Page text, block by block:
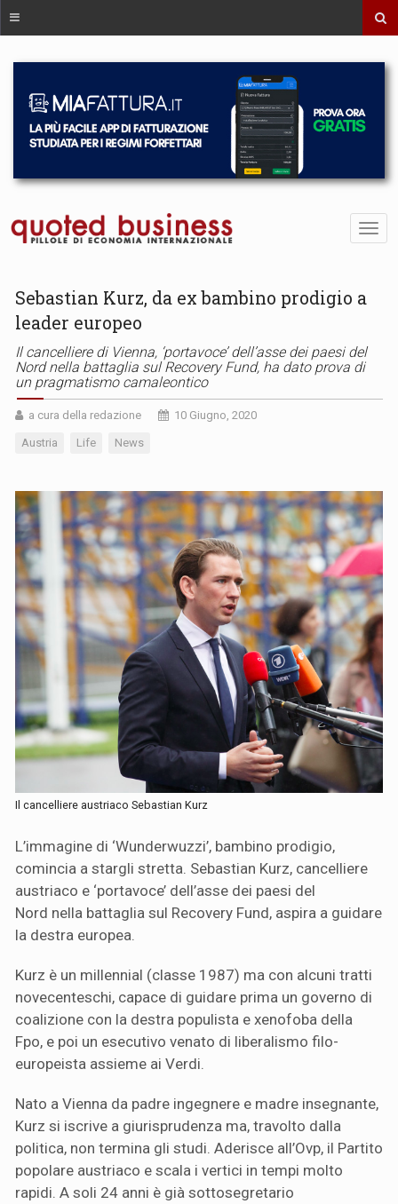
Sebastian Kurz, da ex bambino prodigio a
leader europeo
Il cancelliere di Vienna, ‘portavoce’ dell’asse dei paesi del
Nord nella battaglia sul Recovery Fund, ha dato prova di
un pragmatismo camaleontico
a cura della redazione 10 Giugno, 2020
Austria Life News
Il cancelliere austriaco Sebastian Kurz
L’immagine di ‘Wunderwuzzi’, bambino prodigio,
comincia a stargli stretta. Sebastian Kurz, cancelliere
austriaco e ‘portavoce’ dell’asse dei paesi del
Nord nella battaglia sul Recovery Fund, aspira a guidare
la destra europea.
Kurz è un millennial (classe 1987) ma con alcuni tratti
novecenteschi, capace di guidare prima un governo di
coalizione con la destra populista e xenofoba della
Fpo, e poi un esecutivo venato di liberalismo filo-
europeista assieme ai Verdi.
Nato a Vienna da padre ingegnere e madre insegnante,
Kurz si iscrive a giurisprudenza ma, travolto dalla
politica, non termina gli studi. Aderisce all’Ovp, il Partito
popolare austriaco e scala i vertici in tempi molto
rapidi. A soli 24 anni è già sottosegretario